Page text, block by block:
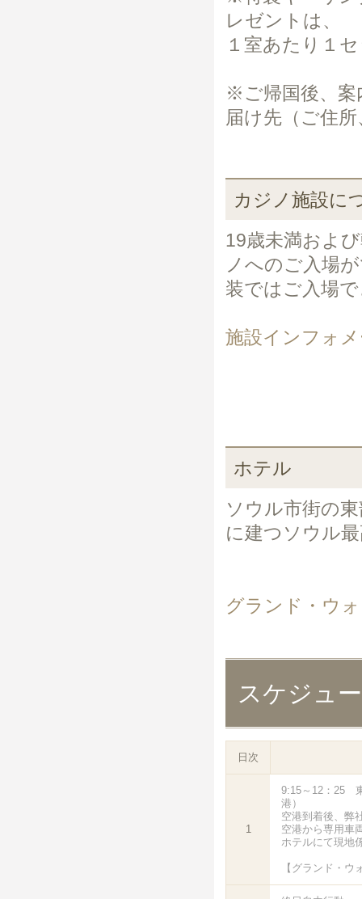
レゼントは、
１室あたり１
※ご帰国後、案
届け先（ご住
カジノ施設に
19歳未満およ
ノへのご入場
装ではご入場
施設インフォ
ホテル
ソウル市街の
に建つソウル
グランド・ウ
スケジュ
日次
1
9:15～12：25
港）
空港到着後、弊
空港から専用車
ホテルにて現地
【グランド・ウ